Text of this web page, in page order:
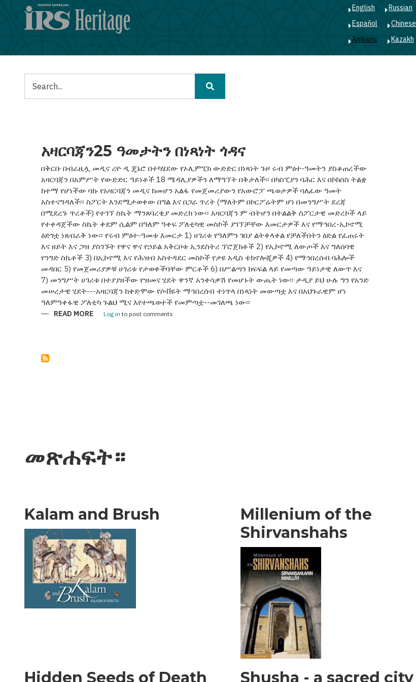
English Russian
Español
Chinese
Amharic
Kazakh
አዛርባጃን25 ዓመታትን በነጻነት ጎዳና
በቅርቡ በብራዚሏ መዲና ሪዮ ዲ ጄኔሮ በተካሄደው የኦሊምፒክ ውድድር በነጻነት ጉዞ ሩብ ምዕተ-ዓመትን ያስቆጠረችው
አዛርባጃን በአምሥት የውድድር ዓይነቶች 18 ሜዳሊያዎችን ለማግኘት በቅታለች፡፡ በካስፒያን ባሕር እና በኮከሰስ ትልቋ
ከተማ የሆነችው ባኩ የአዛርባጃን መዲና ከመሆን አልፋ የመጀመሪያውን የአውሮፓ ጫወታዎች ባለፈው ዓመት
አስተናግዳለች፡፡ ስፖርት እንደሚታወቀው በግል እና በጋራ ጥረት (ማለትም በኮርፖሬትም ሆነ በመንግሥት ደረጃ
በሚደረጉ ጥረቶች) የተገኘ ስኬት ማንጸባረቂያ መድረክ ነው፡፡ አዛርባጃን ም ብትሆን በትልልቅ ስፖርታዊ መድረኮች ላይ
የተቀዳጀችው ስኬት ቀደም ሲልም በዓለም ዓቀፍ ፖለቲካዊ መስኮች ያገኘቻቸው እመርታዎች እና የማኅበረ-ኢኮኖሚ
ዕድገቷ ነጸብራቅ ነው፡፡ የሩብ ምዕተ-ዓመቱ እመርታ 1) ሀገሪቱ የዓለምን ገበያ ልትቀላቀል የቻለችበትን ዕድል የፈጠሩት
እና ዘይት እና ጋዝ ያስገኙት የዋና ዋና የኃይል አቅርቦቱ ኢንደስትሪ ፕሮጀክቶች 2) የኢኮኖሚ ለውጦች እና ግለሰባዊ
የንግድ ስኬቶች 3) በኢኮኖሚ እና የሕዝብ አስተዳደር መስኮች የታዩ አዲስ ቴክኖሎጂዎች 4) የማኅበረሰብ ባሕሎች
መዳበር 5) የመጀመሪያዎቹ ሀገሪቱ የታወቀችባቸው ምርቶች 6) በሥልጣን ክፍፍል ላይ የመጣው ዓይነታዊ ለውጥ እና
7) መንግሥት ሀገሪቱ በተያያዘችው የዝመና ሂደት ዋንኛ አንቀሳቃሽ የመሆኑት ውጤት ነው፡፡ ታዲያ ይህ ሁሉ ግን የአንድ
መሠረታዊ ሂደት---አዛርባጃን ከቀድሞው የሶቭዬት ማኅበረሰብ ተነጥላ በነጻነት መውጣቷ እና በአህጉራዊም ሆነ
ዓለምዓቀፋዊ ፖለቲካ ጉልህ ሚና እየተጫወተች የመምጣቷ--መገለጫ ነው፡፡
READ MORE ABOUT
Log in to post comments
መጽሐፍት።
Kalam and Brush
Millenium of the
Shirvanshahs
Hidden Seeds of Death Shusha - a sacred city